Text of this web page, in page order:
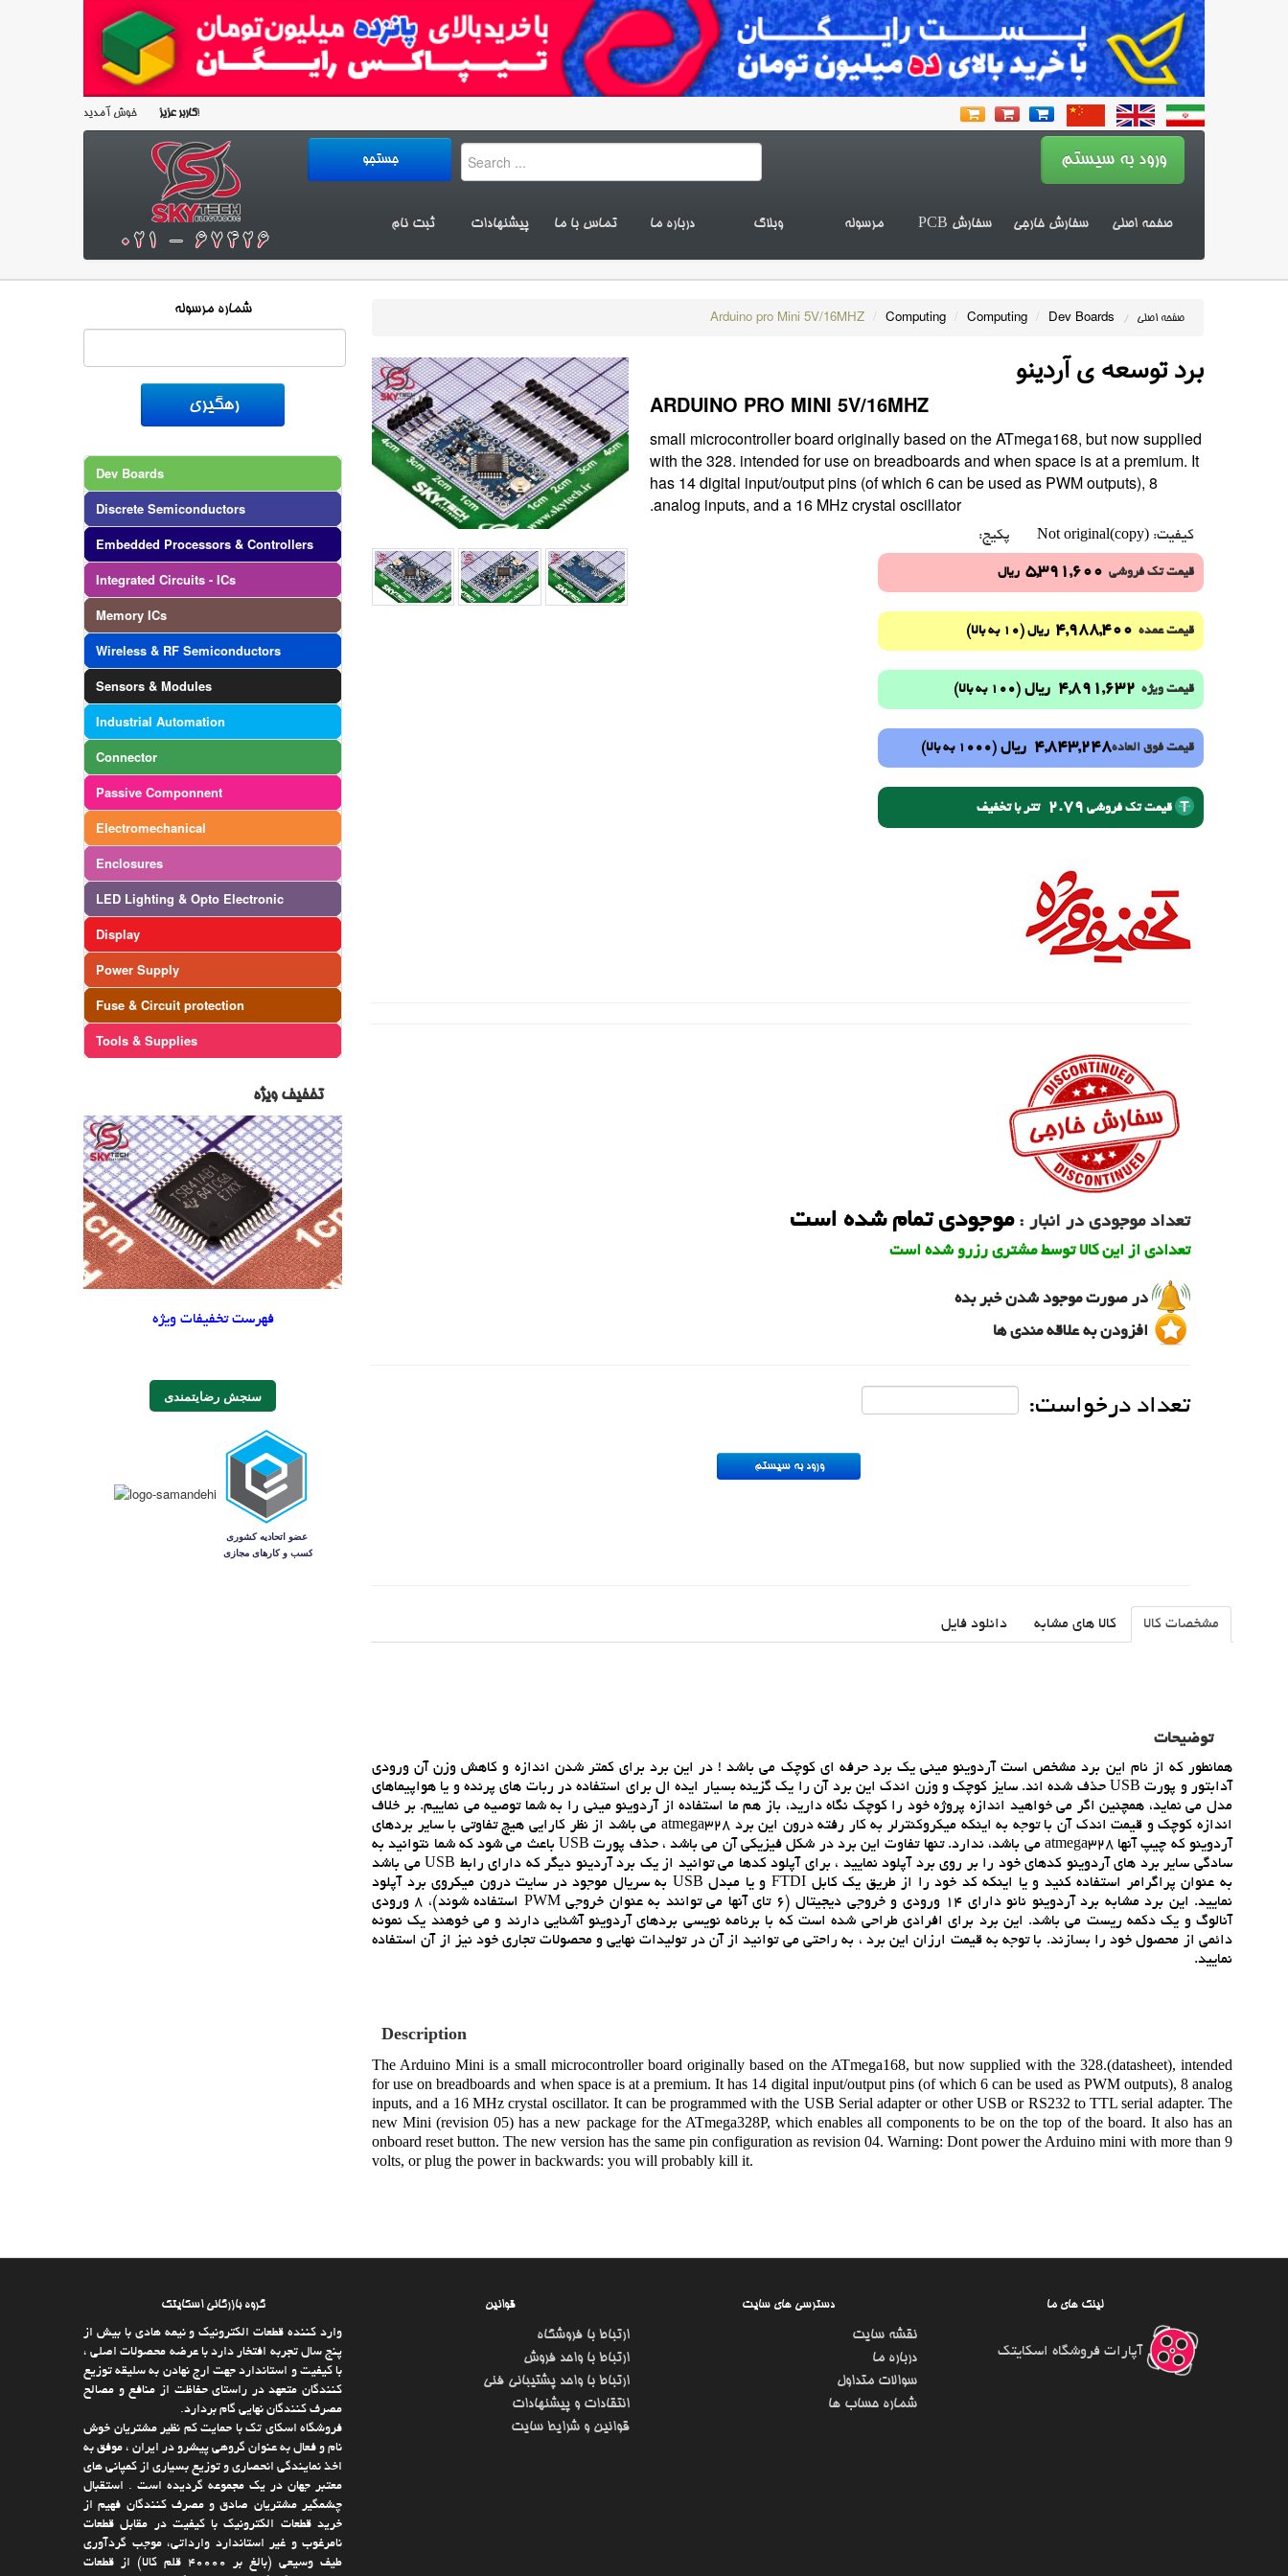
کاربر عزیزخوش آمدید!
صفحه اصلی سفارش خارجی سفارش PCB مرسوله وبلاگ درباره ما تماس با ما پیشنهادات ثبت نام
شماره مرسوله
Dev Boards
Discrete Semiconductors
Embedded Processors & Controllers
Integrated Circuits - ICs
Memory ICs
Wireless & RF Semiconductors
Sensors & Modules
Industrial Automation
Connector
Passive Componnent
Electromechanical
Enclosures
LED Lighting & Opto Electronic
Display
Power Supply
Fuse & Circuit protection
Tools & Supplies
تخفیف ویژه
فهرست تخفیفات ویژه
سنجش رضایتمندی
صفحه اصلی /
Dev Boards
/
Computing
/
Computing
/
Arduino pro Mini 5V/16MHZ
برد توسعه ی آردینو
ARDUINO PRO MINI 5V/16MHZ
small microcontroller board originally based on the ATmega168, but now supplied
with the 328. intended for use on breadboards and when space is at a premium. It
has 14 digital input/output pins (of which 6 can be used as PWM outputs), 8
analog inputs, and a 16 MHz crystal oscillator.
کیفیت: Not original(copy) پکیج:
قیمت تک فروشی 5,391,600 ریال
قیمت عمده 4,988,400 ریال (10 به بالا)
قیمت ویژه 4,891,632 ریال (100 به بالا)
قیمت فوق العاده4,843,248 ریال (1000 به بالا)
قیمت تک فروشی 2.79 تتر با تخفیف
تعداد موجودی در انبار :موجودی تمام شده است
تعدادی از این کالا توسط مشتری رزرو شده است
در صورت موجود شدن خبر بده
افزودن به علاقه مندی ها
تعداد درخواست:
مشخصات کالا کالا های مشابه دانلود فایل
توضیحات
همانطور که از نام اين برد مشخص است آردوينو ميني يک برد حرفه اي کوچک مي باشد ! در اين برد براي کمتر شدن اندازه و کاهش وزن آن ورودي
آدابتور و پورت USB حذف شده اند. سايز کوچک و وزن اندک اين برد آن را يک گزينه بسيار ايده ال براي استفاده در ربات هاي پرنده و يا هواپيماهاي
مدل مي نمايد، همچنين اگر مي خواهيد اندازه پروژه خود را کوچک نگاه داريد، باز هم ما استفاده از آردوينو ميني را به شما توصيه مي نماييم. بر خلاف
اندازه کوچک و قيمت اندک آن با توجه به اينکه ميکروکنترلر به کار رفته درون اين برد atmega328 مي باشد از نظر کارايي هيچ تفاوتي با ساير بردهاي
آردوينو که چيپ آنها atmega328 مي باشد، ندارد. تنها تفاوت اين برد در شکل فيزيکي آن مي باشد ، حذف پورت USB باعث مي شود که شما نتوانيد به
سادگي ساير برد هاي آردوينو کدهاي خود را بر روي برد آپلود نماييد ، براي آپلود کدها مي توانيد از يک برد آردينو ديگر که داراي رابط USB مي باشد
به عنوان پراگرامر استفاده کنيد و يا اينکه کد خود را از طريق يک کابل FTDI و يا مبدل USB به سريال موجود در سايت درون ميکروي برد آپلود
نماييد. اين برد مشابه برد آردوينو نانو داراي 14 ورودي و خروجي ديجيتال (6 تاي آنها مي توانند به عنوان خروجي PWM استفاده شوند)، 8 ورودي
آنالوگ و يک دکمه ريست مي باشد. اين برد براي افرادي طراحي شده است که با برنامه نويسي بردهاي آردوينو آشنايي دارند و مي خوهند يک نمونه
دائمي از محصول خود را بسازند. با توجه به قيمت ارزان اين برد ، به راحتي مي توانيد از آن در توليدات نهايي و محصولات تجاري خود نيز از آن استفاده
نماييد.
Description
The Arduino Mini is a small microcontroller board originally based on the ATmega168, but now supplied with the 328.(datasheet), intended
for use on breadboards and when space is at a premium. It has 14 digital input/output pins (of which 6 can be used as PWM outputs), 8 analog
inputs, and a 16 MHz crystal oscillator. It can be programmed with the USB Serial adapter or other USB or RS232 to TTL serial adapter. The
new Mini (revision 05) has a new package for the ATmega328P, which enables all components to be on the top of the board. It also has an
onboard reset button. The new version has the same pin configuration as revision 04. Warning: Dont power the Arduino mini with more than 9
volts, or plug the power in backwards: you will probably kill it.
گروه بازرگانی اسکایتک
وارد كننده قطعات الکترونیک و نیمه هادی با بیش از
پنج سال تجربه افتخار دارد با عرضه محصولات اصلی ،
با كیفیت و استاندارد جهت ارج نهادن به سلیقه توزیع
كنندگان متعهد در راستای حفاظت از منافع و مصالح
مصرف كنندگان نهایی گام بردارد.
فروشگاه اسکای تک با حمایت كم نظیر مشتریان خوش
نام و فعال به عنوان گروهی پیشرو در ایران ، موفق به
اخذ نمایندگی انحصاری و توزیع بسیاری از كمپانی های
معتبر جهان در یك مجموعه گردیده است . استقبال
چشمگیر مشتریان صادق و مصرف كنندگان فهیم از
خرید قطعات الکترونیک با كیفیت در مقابل قطعات
نامرغوب و غیر استاندارد وارداتی، موجب گردآوری
طیف وسیعی (بالغ بر 40000 قلم كالا)‌ از قطعات
قوانین
ارتباط با فروشگاه
ارتباط با واحد فروش
ارتباط با واحد پشتیبانی فنی
انتقادات و پیشنهادات
قوانین و شرایط سایت
دسترسی های سایت
نقشه سایت
درباره ما
سوالات متداول
شماره حساب ها
لینک های ما
آپارات فروشگاه اسکایتک